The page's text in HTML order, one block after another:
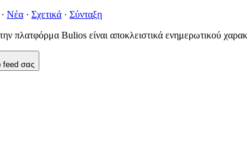
· Νέα · Σχετικά · Σύνταξη
πλατφόρμα Bulios είναι αποκλειστικά ενημερωτικού
feed σας